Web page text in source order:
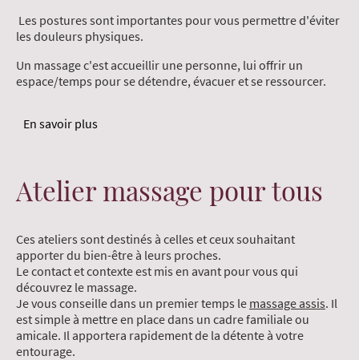
Les postures sont importantes pour vous permettre d'éviter
les douleurs physiques.
Un massage c'est accueillir une personne, lui offrir un
espace/temps pour se détendre, évacuer et se ressourcer.
En savoir plus
Atelier massage pour tous
Ces ateliers sont destinés à celles et ceux souhaitant
apporter du bien-être à leurs proches.
Le contact et contexte est mis en avant pour vous qui
découvrez le massage.
Je vous conseille dans un premier temps le massage assis. Il
est simple à mettre en place dans un cadre familiale ou
amicale. Il apportera rapidement de la détente à votre
entourage.